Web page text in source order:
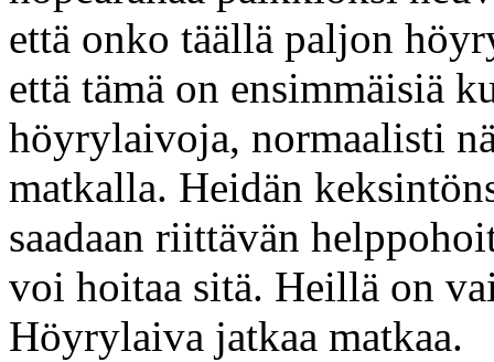
että onko täällä paljon
että tämä on ensimmäisiä
höyrylaivoja, normaalisti
matkalla. Heidän
saadaan riittävän
voi hoitaa sitä. Heillä on
Höyrylaiva jatkaa matkaa.